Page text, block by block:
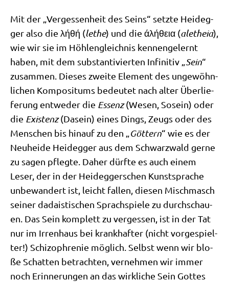
Mit der „Ver­ges­sen­heit des Seins“ setz­te Heid­eg­
ger also die λήθή (lethe) und die άλήθεια (alet­heia),
wie wir sie im Höh­len­gleich­nis ken­nen­ge­lernt
haben, mit dem sub­stan­ti­vier­ten Infi­ni­tiv „ Sein“
zusam­men. Die­ses zwei­te Ele­ment des unge­wöhn­
li­chen Kom­po­si­tums bedeu­tet nach alter Über­lie­
fe­rung ent­we­der die Essenz(Wesen, Sosein) oder
die Exi­stenz(Dasein) eines Dings, Zeugs oder des
Men­schen bis hin­auf zu den „ Göt­tern“ wie es der
Neu­hei­de Heid­eg­ger aus dem Schwarz­wald ger­ne
zu sagen pfleg­te. Daher dürf­te es auch einem
Leser, der in der Heid­eg­ger­schen Kunst­spra­che
unbe­wan­dert ist, leicht fal­len, die­sen Misch­masch
sei­ner dada­isti­schen Sprach­spie­le zu durch­schau­
en. Das Sein kom­plett zu ver­ges­sen, ist in der Tat
nur im Irren­haus bei krank­haf­ter (nicht vor­ge­spiel­
ter!) Schi­zo­phre­nie mög­lich. Selbst wenn wir blo­
ße Schat­ten betrach­ten, ver­neh­men wir immer
noch Erin­ne­run­gen an das wirk­li­che Sein Got­tes